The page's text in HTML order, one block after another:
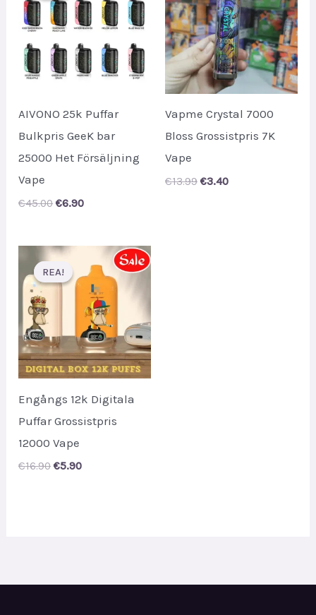
AIVONO 25k Puffar
Bulkpris GeeK bar
25000 Het Försäljning
Vape
€45.00 Original
€45.00.
€6.90Current
€6.90.
Vapme Crystal 7000
Bloss Grossistpris 7K
Vape
€13.99 Original
€3.40Current
REA!
REA!
Engångs 12k Digitala
Puffar Grossistpris
12000 Vape
€16.90 Original
€5.90Current